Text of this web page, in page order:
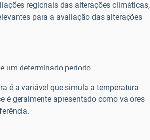
regionais das alterações climáticas,
para a avaliação das alterações
um determinado período.
é a variável que simula a temperatura
é geralmente apresentado como valores